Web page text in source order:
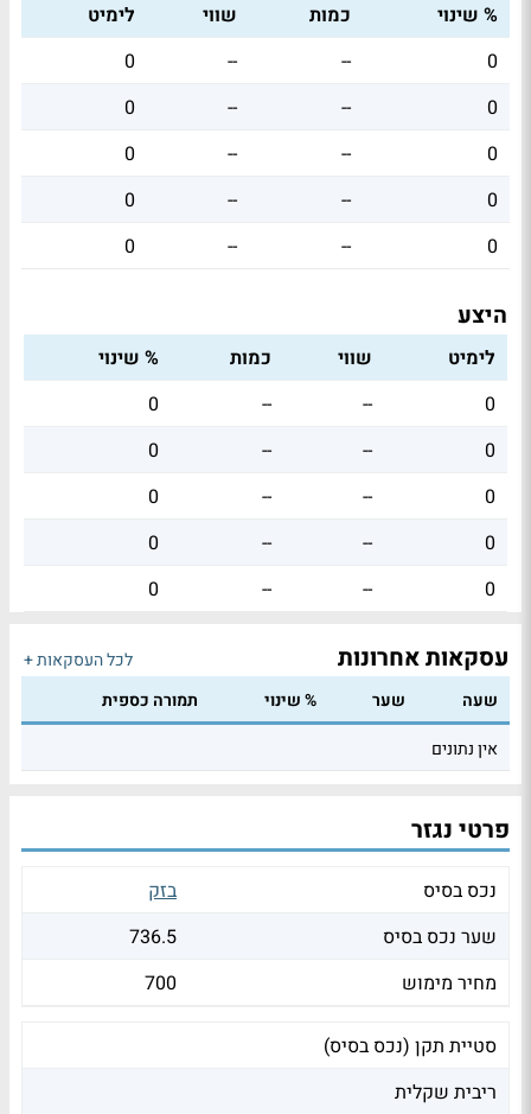
% שינוי כמות שווי
לימיט
0
--
--
0
0
--
--
0
0
--
--
0
0
--
--
0
0
--
--
0
היצע
לימיט שווי כמות
% שינוי
0
--
--
0
0
--
--
0
0
--
--
0
0
--
--
0
0
--
--
0
עסקאות אחרונות
לכל העסקאות +
שעה
שער % שינוי
תמורה כספית
אין נתונים
פרטי נגזר
נכס בסיס
בזק
שער נכס בסיס
736.5
מחיר מימוש
700
סטיית תקן (נכס בסיס)
ריבית שקלית